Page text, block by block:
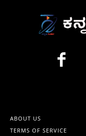
ABOUT US
TERMS OF SERVICE